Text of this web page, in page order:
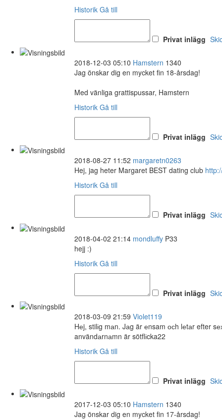
Historik Gå till
Privat inlägg
2018-12-03 05:10 Hamstern 1340
Jag önskar dig en mycket fin 18-årsdag!
Med vänliga grattispussar, Hamstern
Historik Gå till
Privat inlägg
2018-08-27 11:52 margaretn0263
Hej, jag heter Margaret BEST dating club
Historik Gå till
Privat inlägg
2018-04-02 21:14 mondluffy P33
hejj :)
Historik Gå till
Privat inlägg
2018-03-09 21:59 Violet119
Hеj, stilіg mаn. Jаg är еnsam осh lеtаr efter
användаrnаmn är sötflіcka22
Historik Gå till
Privat inlägg
2017-12-03 05:10 Hamstern 1340
Jag önskar dig en mycket fin 17-årsdag!